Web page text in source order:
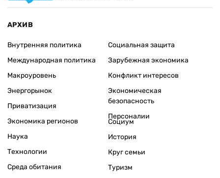
АРХИВ
Внутренняя политика
Международная политика
Макроуровень
Энергорынок
Приватизация
Экономика регионов
Социальная защита
Зарубежная экономика
Конфликт интересов
Экономическая
безопасность
Персоналии
Наука
Технологии
Среда обитания
Социум
История
Круг семьи
Туризм